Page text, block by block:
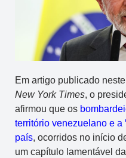
Em artigo publicado
New York Times, o
afirmou que os
território venezuelano e a
país, ocorridos no início
um capítulo lamentável